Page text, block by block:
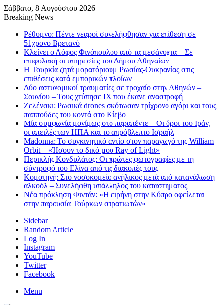
Σάββατο, 8 Αυγούστου 2026
Breaking News
Ρέθυμνο: Πέντε νεαροί συνελήφθησαν για επίθεση σε
51χρονο Βρετανό
Κλείνει ο Λόφος Φινόπουλου από τα μεσάνυχτα – Σε
επιφυλακή οι υπηρεσίες του Δήμου Αθηναίων
Η Τουρκία ζητά μορατόριουμ Ρωσίας-Ουκρανίας στις
επιθέσεις κατά εμπορικών πλοίων
Δύο αστυνομικοί τραυματίες σε τροχαίο στην Αθηνών –
Σουνίου – Τους χτύπησε ΙΧ που έκανε αναστροφή
Ζελένσκι: Ρωσικά drones σκότωσαν τρίχρονο αγόρι και τους
παππούδες του κοντά στο Κίεβο
Μία συμφωνία μονίμως στο παραπέντε – Οι όροι του Ιράν,
οι απειλές των ΗΠΑ και το απρόβλεπτο Ισραήλ
Madonna: Το συγκινητικό αντίο στον παραγωγό της William
Orbit – «Ήσουν το δικό μου Ray of Light»
Περικλής Κονδυλάτος: Οι πρώτες φωτογραφίες με τη
σύντροφό του Ελίνα από τις διακοπές τους
Κομοτηνή: Στο νοσοκομείο ανήλικος μετά από κατανάλωση
αλκοόλ – Συνελήφθη υπάλληλος του καταστήματος
Νέα πρόκληση Φιντάν: «Η ειρήνη στην Κύπρο οφείλεται
στην παρουσία Τούρκων στρατιωτών»
Sidebar
Random Article
Log In
Instagram
YouTube
Twitter
Facebook
Menu